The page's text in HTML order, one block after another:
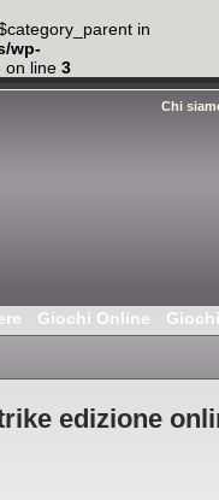
in
wp-
on line 3
Chi
Giochi Online
edizione